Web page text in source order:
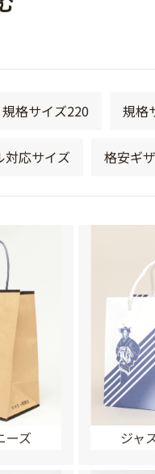
規格サイズ220 規格
対応サイズ 格安ギ
ーズ ジャ